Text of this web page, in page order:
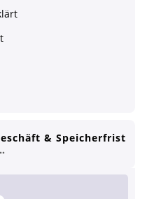
& Speicherfrist